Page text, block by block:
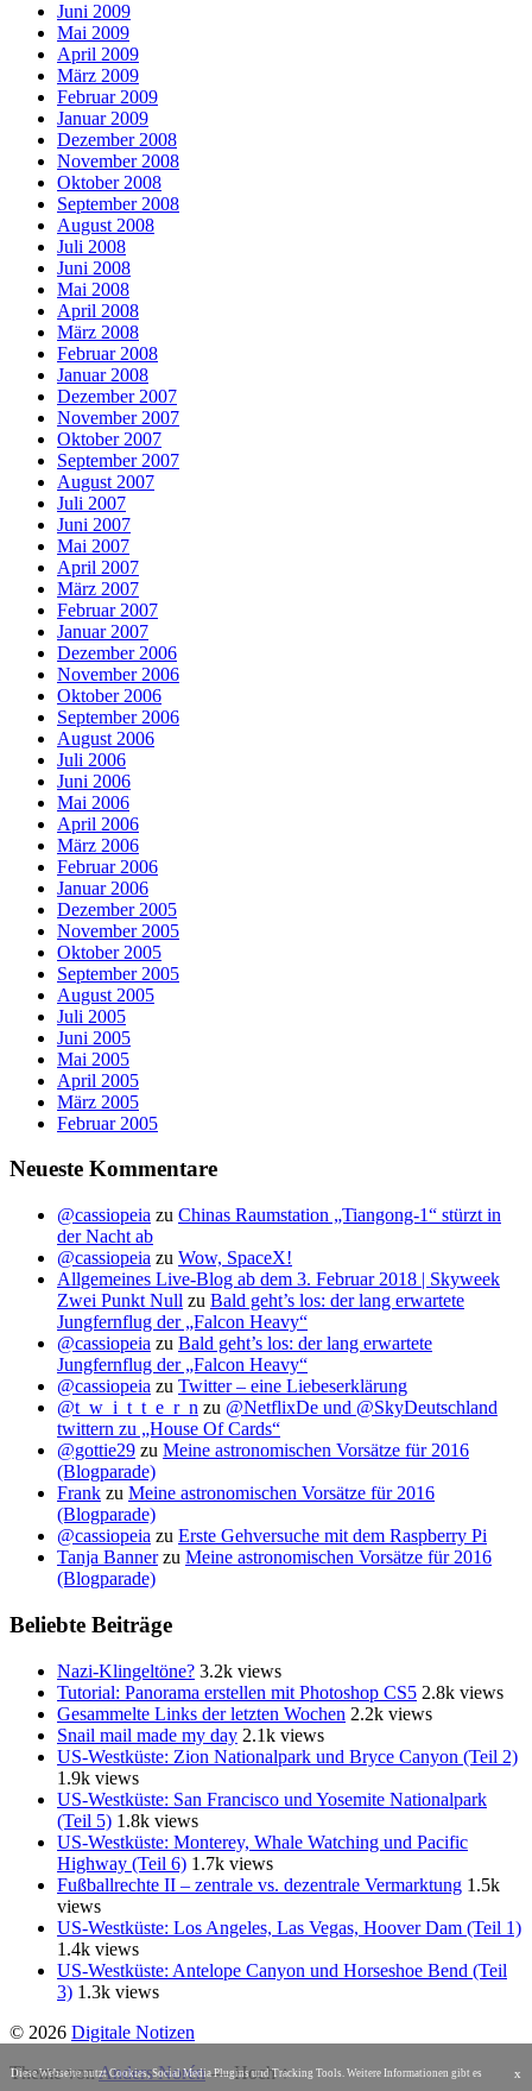
Juni 2009
Mai 2009
April 2009
März 2009
Februar 2009
Januar 2009
Dezember 2008
November 2008
Oktober 2008
September 2008
August 2008
Juli 2008
Juni 2008
Mai 2008
April 2008
März 2008
Februar 2008
Januar 2008
Dezember 2007
November 2007
Oktober 2007
September 2007
August 2007
Juli 2007
Juni 2007
Mai 2007
April 2007
März 2007
Februar 2007
Januar 2007
Dezember 2006
November 2006
Oktober 2006
September 2006
August 2006
Juli 2006
Juni 2006
Mai 2006
April 2006
März 2006
Februar 2006
Januar 2006
Dezember 2005
November 2005
Oktober 2005
September 2005
August 2005
Juli 2005
Juni 2005
Mai 2005
April 2005
März 2005
Februar 2005
Neueste Kommentare
@cassiopeia zu Chinas Raumstation „Tiangong-1“ stürzt in
der Nacht ab
@cassiopeia zu Wow, SpaceX!
Allgemeines Live-Blog ab dem 3. Februar 2018 | Skyweek
Zwei Punkt Null zu Bald geht’s los: der lang erwartete
Jungfernflug der „Falcon Heavy“
@cassiopeia zu Bald geht’s los: der lang erwartete
Jungfernflug der „Falcon Heavy“
@cassiopeia zu Twitter – eine Liebeserklärung
@t_w_i_t_t_e_r_n zu @NetflixDe und @SkyDeutschland
twittern zu „House Of Cards“
@gottie29 zu Meine astronomischen Vorsätze für 2016
(Blogparade)
Frank zu Meine astronomischen Vorsätze für 2016
(Blogparade)
@cassiopeia zu Erste Gehversuche mit dem Raspberry Pi
Tanja Bannerzu Meine astronomischen Vorsätze für 2016
(Blogparade)
Beliebte Beiträge
Nazi-Klingeltöne? 3.2k views
Tutorial: Panorama erstellen mit Photoshop CS5 2.8k views
Gesammelte Links der letzten Wochen 2.2k views
Snail mail made my day 2.1k views
US-Westküste: Zion Nationalpark und Bryce Canyon (Teil 2)
1.9k views
US-Westküste: San Francisco und Yosemite Nationalpark
(Teil 5) 1.8k views
US-Westküste: Monterey, Whale Watching und Pacific
Highway (Teil 6) 1.7k views
Fußballrechte II – zentrale vs. dezentrale Vermarktung 1.5k
views
US-Westküste: Los Angeles, Las Vegas, Hoover Dam (Teil 1)
1.4k views
US-Westküste: Antelope Canyon und Horseshoe Bend (Teil
3) 1.3k views
© 2026 Digitale Notizen
Theme vonAnders Norén—Hoch ↑
Diese Webseite nutzt Cookies, Social Media Plugins und Tracking Tools. Weitere Informationen gibt es x